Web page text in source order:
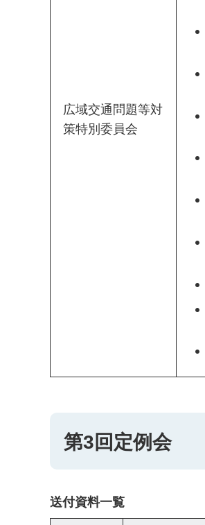
広域交通問題等対
策特別委員会
第3回定例会
送付資料一覧